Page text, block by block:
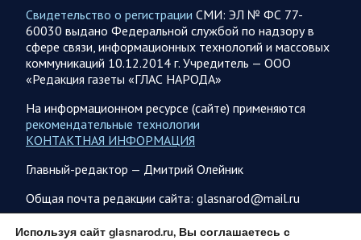
08.08.2026 20:10
Украина
Олег Царев об Украине 8 августа
Зеленский совершает первый за время пребывания у власти
визит в Сербию. На пресс-конференции президент этой
страны Вучич воздержался от прямых…
08.08.2026 12:35
Спецоперация
спецоперации 8 августа 2026 года
Новую информацию о ходе проведения ВС РФ
Свидетельство о регистрации СМИ: ЭЛ № ФС 77-
60030 выдано Федеральной службой по надзору в
сфере связи, информационных технологий и массовых
коммуникаций 10.12.2014 г. Учредитель — ООО
«Редакция газеты «ГЛАС НАРОДА»
На информационном ресурсе (сайте) применяются
рекомендательные технологии
КОНТАКТНАЯ ИНФОРМАЦИЯ
Главный-редактор — Дмитрий Олейник
Общая почта редакции сайта: glasnarod@mail.ru
ПОДПИСКА
Используя сайт glasnarod.ru, Вы соглашаетесь с